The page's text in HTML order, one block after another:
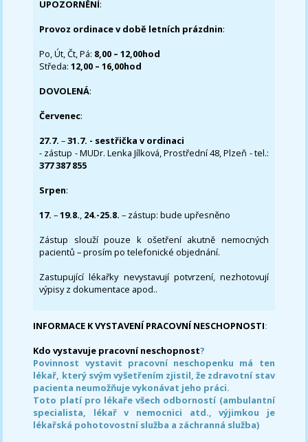
UPOZORNĚNÍ:
Provoz ordinace v době letních prázdnin:
Po, Út, Čt, Pá: 8,00 – 12,00hod
Středa:12,00 – 16,00hod
DOVOLENÁ:
Červenec:
27.7.–31.7. - sestřička v ordinaci
- zástup - MUDr. Lenka Jílková, Prostřední 48, Plzeň - tel.:
377 387 855
Srpen:
17. –19.8., 24.-25.8. – zástup: bude upřesněno
Zástup slouží pouze k ošetření akutně nemocných
pacientů – prosím po telefonické objednání.
Zastupující lékařky nevystavují potvrzení, nezhotovují
výpisy z dokumentace apod..
INFORMACE K VYSTAVENÍ PRACOVNÍ NESCHOPNOSTI:
Kdo vystavuje pracovní neschopnost?
Povinnost vystavit pracovní neschopenku má ten
lékař, který svým vyšetřením zjistil, že zdravotní stav
pacienta neumožňuje vykonávat jeho práci.
Toto platí pro lékaře všech odborností (ambulantní
specialista, lékař v nemocnici atd., výjimkou je
lékařská pohotovostní služba a záchranná služba)